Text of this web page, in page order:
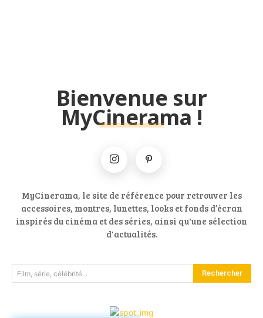
Bienvenue sur
MyCinerama !
MyCinerama, le site de référence pour retrouver les
accessoires, montres, lunettes, looks et fonds d’écran
inspirés du cinéma et des séries, ainsi qu'une sélection
d'actualités.
Film, série, célébrité... Rechercher